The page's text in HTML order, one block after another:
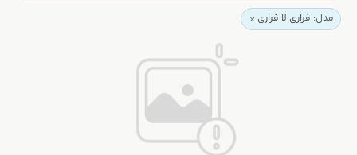
مدل: فراری لا فراری